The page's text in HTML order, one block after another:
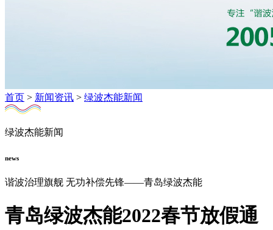
首页 > 新闻资讯 > 绿波杰能新闻
绿波杰能新闻
news
谐波治理旗舰 无功补偿先锋——青岛绿波杰能
青岛绿波杰能2022春节放假通